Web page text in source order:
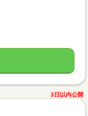
3日以内公開